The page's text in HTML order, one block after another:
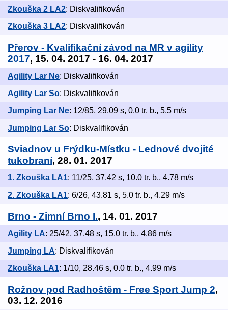
Zkouška 2 LA2: Diskvalifikován
Zkouška 3 LA2: Diskvalifikován
Přerov - Kvalifikační závod na MR v agility
2017, 15. 04. 2017 - 16. 04. 2017
Agility Lar Ne: Diskvalifikován
Agility Lar So: Diskvalifikován
Jumping Lar Ne: 12/85, 29.09 s, 0.0 tr. b., 5.5 m/s
Jumping Lar So: Diskvalifikován
Sviadnov u Frýdku-Místku - Lednové dvojité
tukobraní, 28. 01. 2017
1. Zkouška LA1: 11/25, 37.42 s, 10.0 tr. b., 4.78 m/s
2. Zkouška LA1: 6/26, 43.81 s, 5.0 tr. b., 4.29 m/s
Brno - Zimní Brno I., 14. 01. 2017
Agility LA: 25/42, 37.48 s, 15.0 tr. b., 4.86 m/s
Jumping LA: Diskvalifikován
Zkouška LA1: 1/10, 28.46 s, 0.0 tr. b., 4.99 m/s
Rožnov pod Radhoštěm - Free Sport Jump 2,
03. 12. 2016